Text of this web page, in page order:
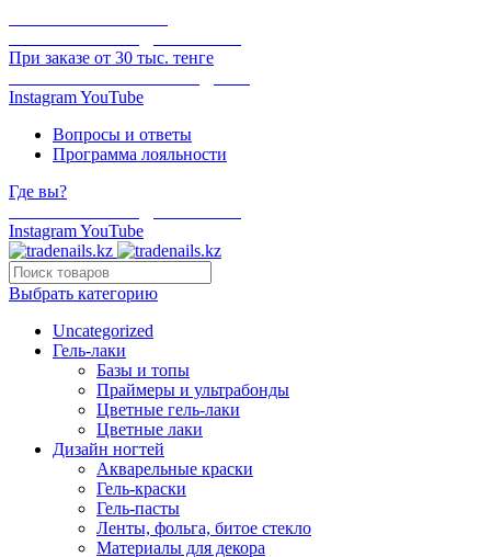
При заказе от 30 тыс. тенге
InstagramYouTube
Вопросы и ответы
Программа лояльности
Где вы?
InstagramYouTube
Выбрать категорию
Uncategorized
Гель-лаки
Базы и топы
Праймеры и ультрабонды
Цветные гель-лаки
Цветные лаки
Дизайн ногтей
Акварельные краски
Гель-краски
Гель-пасты
Ленты, фольга, битое стекло
Материалы для декора